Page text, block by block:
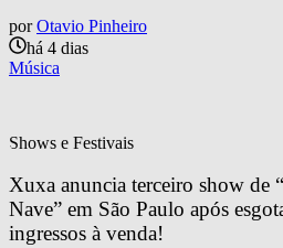
por Otavio Pinheiro
há 4 dias
Música
Shows e Festivais
Xuxa anuncia terceiro show de
Nave” em São Paulo após
ingressos à venda!